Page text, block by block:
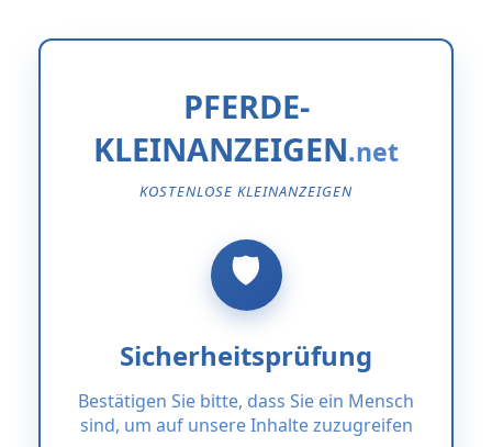
PFERDE-
KLEINANZEIGEN
KOSTENLOSE KLEINANZEIGEN
Sicherheitsprüfung
Bestätigen Sie bitte, dass Sie ein Mensch
sind, um auf unsere Inhalte zuzugreifen